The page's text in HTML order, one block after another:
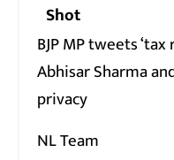
Shot
BJP MP tweets
Abhisar Sharma
privacy
NL Team